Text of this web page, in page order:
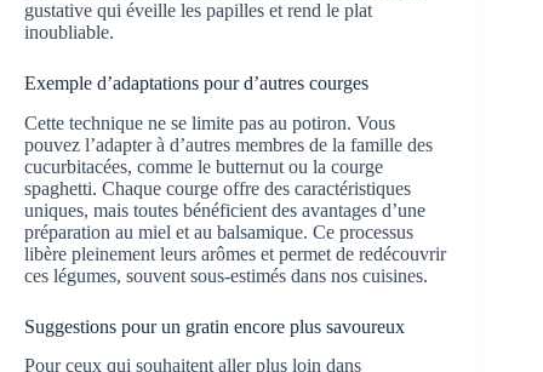
gustative qui éveille les papilles et rend le plat
inoubliable.
Exemple d’adaptations pour d’autres courges
Cette technique ne se limite pas au potiron. Vous
pouvez l’adapter à d’autres membres de la famille des
cucurbitacées, comme le butternut ou la courge
spaghetti. Chaque courge offre des caractéristiques
uniques, mais toutes bénéficient des avantages d’une
préparation au miel et au balsamique. Ce processus
libère pleinement leurs arômes et permet de redécouvrir
ces légumes, souvent sous-estimés dans nos cuisines.
Suggestions pour un gratin encore plus savoureux
Pour ceux qui souhaitent aller plus loin dans